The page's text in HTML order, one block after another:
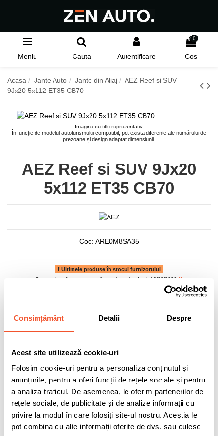
Consimțământ Detalii Despre
Acest site utilizează cookie-uri
Folosim cookie-uri pentru a personaliza conținutul și
anunțurile, pentru a oferi funcții de rețele sociale și pentru
a analiza traficul. De asemenea, le oferim partenerilor de
rețele sociale, de publicitate și de analize informații cu
privire la modul în care folosiți site-ul nostru. Aceștia le
pot combina cu alte informații oferite de dvs. sau culese
Meniu Cauta Autentificare
0
Cos
Acasa Jante Auto Jante din Aliaj
AEZ Reef si SUV
9Jx20 5x112 ET35 CB70
Imagine cu titlu reprezentativ.
În funcție de modelul autoturismului compatibil, pot exista diferențe ale numărului de
prezoane și design adaptat dimensiunii.
AEZ Reef si SUV 9Jx20
5x112 ET35 CB70
Cod: ARE0M8SA35
Ultimele produse în stocul furnizorului
Data estimată pentru expediere prin curier: Luni, 10/08/2026
TVA inclus
Adaugă în coș
1 buc disponibilă pentru comandă